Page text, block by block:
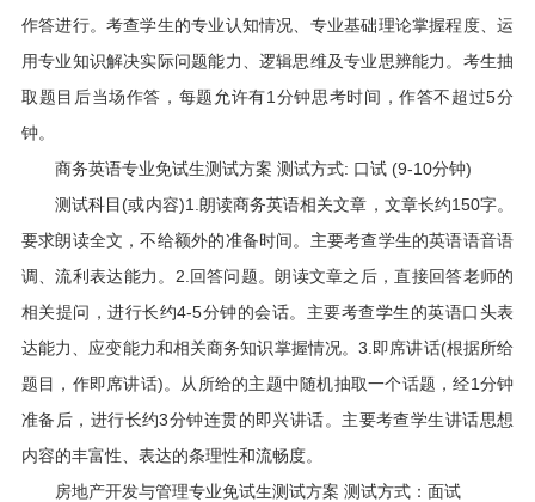
作答进行。考查学生的专业认知情况、专业基础理论掌握程度、运
用专业知识解决实际问题能力、逻辑思维及专业思辨能力。考生抽
取题目后当场作答，每题允许有1分钟思考时间，作答不超过5分
钟。
商务英语专业免试生测试方案 测试方式: 口试 (9-10分钟)
测试科目(或内容)1.朗读商务英语相关文章，文章长约150字。
要求朗读全文，不给额外的准备时间。主要考查学生的英语语音语
调、流利表达能力。2.回答问题。朗读文章之后，直接回答老师的
相关提问，进行长约4-5分钟的会话。主要考查学生的英语口头表
达能力、应变能力和相关商务知识掌握情况。3.即席讲话(根据所给
题目，作即席讲话)。从所给的主题中随机抽取一个话题，经1分钟
准备后，进行长约3分钟连贯的即兴讲话。主要考查学生讲话思想
内容的丰富性、表达的条理性和流畅度。
房地产开发与管理专业免试生测试方案 测试方式：面试